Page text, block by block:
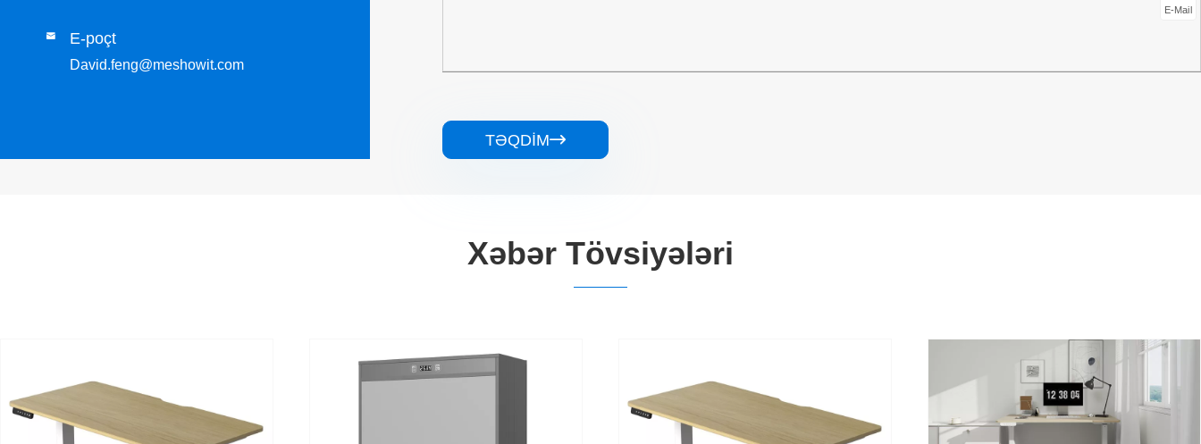
 E-poçt
David.feng@meshowit.com
TƏQDIM
Xəbər Tövsiyələri
E-Mail